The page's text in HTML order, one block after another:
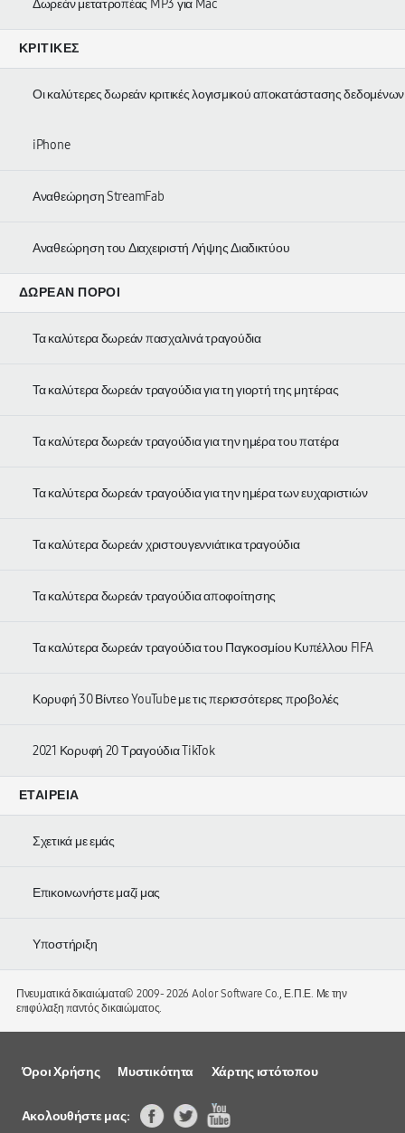
Δωρεάν μετατροπέας MP3 για Mac
ΚΡΙΤΙΚΈΣ
Οι καλύτερες δωρεάν κριτικές λογισμικού αποκατάστασης δεδομένων
iPhone
Αναθεώρηση StreamFab
Αναθεώρηση του Διαχειριστή Λήψης Διαδικτύου
ΔΩΡΕΆΝ ΠΌΡΟΙ
Τα καλύτερα δωρεάν πασχαλινά τραγούδια
Τα καλύτερα δωρεάν τραγούδια για τη γιορτή της μητέρας
Τα καλύτερα δωρεάν τραγούδια για την ημέρα του πατέρα
Τα καλύτερα δωρεάν τραγούδια για την ημέρα των ευχαριστιών
Τα καλύτερα δωρεάν χριστουγεννιάτικα τραγούδια
Τα καλύτερα δωρεάν τραγούδια αποφοίτησης
Τα καλύτερα δωρεάν τραγούδια του Παγκοσμίου Κυπέλλου FIFA
Κορυφή 30 Βίντεο YouTube με τις περισσότερες προβολές
2021 Κορυφή 20 Τραγούδια TikTok
ΕΤΑΙΡΕΊΑ
Σχετικά με εμάς
Επικοινωνήστε μαζί μας
Υποστήριξη
Πνευματικά δικαιώματα© 2009-2026 Aolor Software Co., Ε.Π.Ε. Με την
επιφύλαξη παντός δικαιώματος.
Όροι Χρήσης Μυστικότητα Χάρτης ιστότοπου
Ακολουθήστε μας: